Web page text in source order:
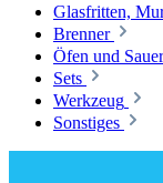
Glasfritten,
Brenner
Öfen und
Sets
Werkzeug
Sonstiges